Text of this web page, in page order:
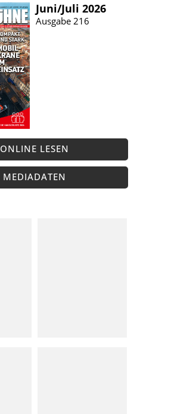
Juni/​Juli 2026
Ausgabe 216
ONLINE LESEN
MEDIADATEN